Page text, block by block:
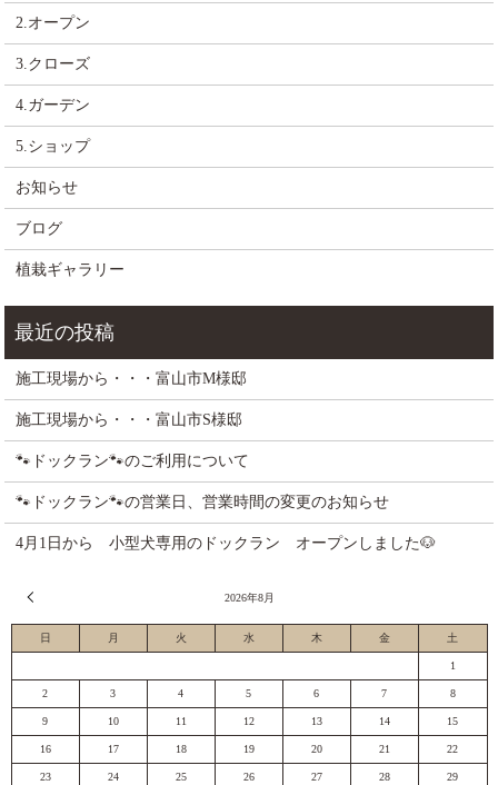
2.オープン
3.クローズ
4.ガーデン
5.ショップ
お知らせ
ブログ
植栽ギャラリー
施工現場から・・・富山市M様邸
施工現場から・・・富山市S様邸
🐾ドックラン🐾のご利用について
🐾ドックラン🐾の営業日、営業時間の変更のお知らせ
4月1日から 小型犬専用のドックラン オープンしました🐶
2026年8月
日 月 火 水 木 金 土
1
2 3 4 5 6 7 8
9 10 11 12 13 14 15
16 17 18 19 20 21 22
23 24 25 26 27 28 29